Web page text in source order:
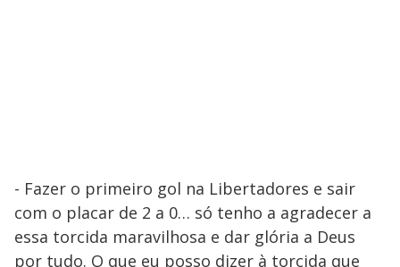
- Fazer o primeiro gol na Libertadores e sair
com o placar de 2 a 0… só tenho a agradecer a
essa torcida maravilhosa e dar glória a Deus
por tudo. O que eu posso dizer à torcida que